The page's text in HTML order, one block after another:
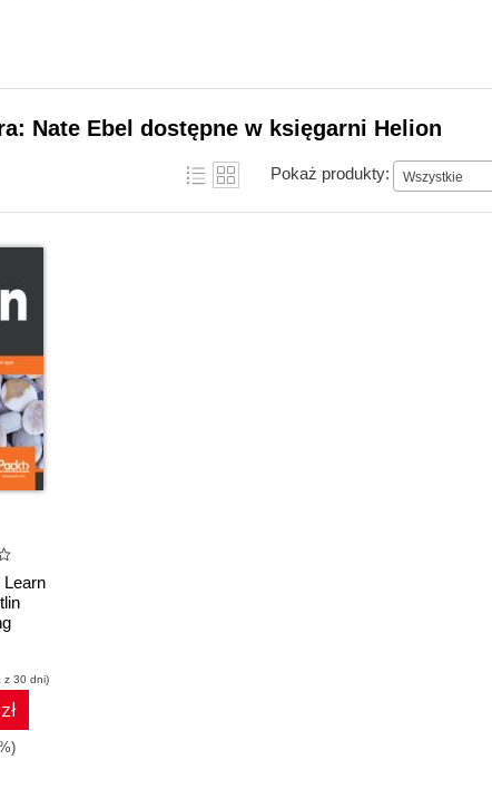
Nate Ebel dostępne w księgarni Helion
Pokaż produkty: Wszystkie
Learn
z 30 dni)